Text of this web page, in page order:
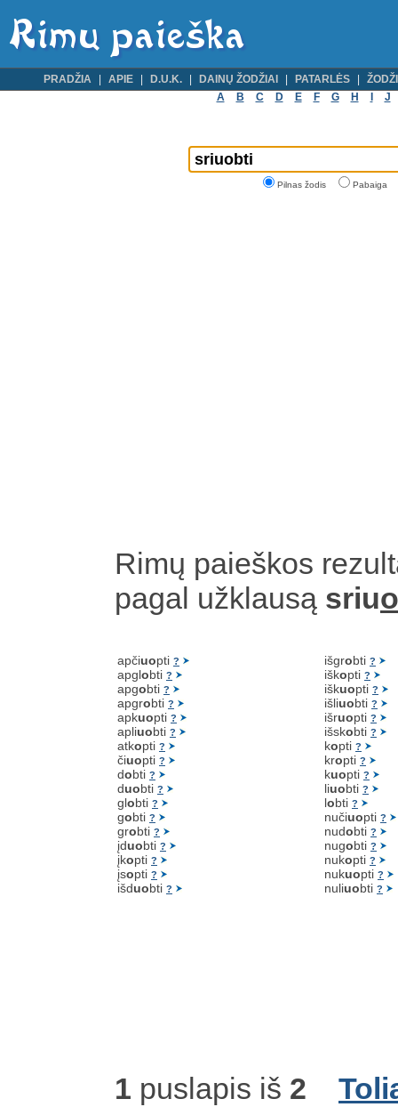
PRADŽIA APIE D.U.K. DAINŲ ŽODŽIAI PATARLĖS
A
B C D E F G H J
Pilnas žodis Pabaiga
Rimų paieškos
pagal užklausą sriu
apčiuopti ?
apglobti ?
apgobti ?
apgrobti ?
apkuopti ?
apliuobti ?
atkopti ?
čiuopti ?
dobti ?
duobti ?
globti ?
gobti ?
grobti ?
įduobti ?
įkopti ?
įsopti ?
išduobti ?
išgrobti ?
iškopti ?
iškuopti ?
išliuobti ?
išruopti ?
išskobti ?
kopti ?
kropti ?
kuopti ?
liuobti ?
lobti ?
nučiuopti ?
nudobti ?
nugobti ?
nukopti ?
nukuopti ?
nuliuobti ?
1 puslapis iš 2